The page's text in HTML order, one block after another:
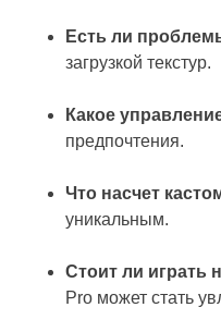
Есть ли
загрузкой текстур.
Какое
предпочтения.
Что насчет
уникальным.
Стоит ли играть
Pro может стать